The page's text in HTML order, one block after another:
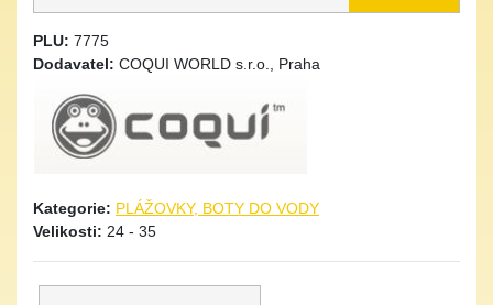
PLU: 7775
Dodavatel: COQUI WORLD s.r.o., Praha
Kategorie: PLÁŽOVKY, BOTY DO VODY
Velikosti: 24 - 35